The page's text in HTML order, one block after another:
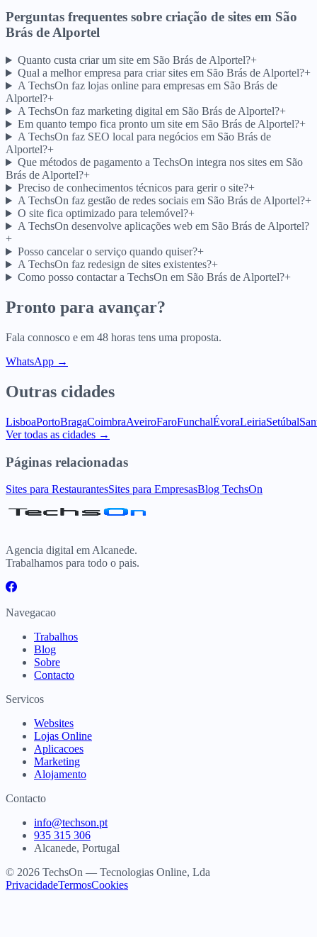
Perguntas frequentes sobre criação de sites em São
Brás de Alportel
Quanto custa criar um site em São Brás de Alportel?+
Qual a melhor empresa para criar sites em São Brás de Alportel?+
A TechsOn faz lojas online para empresas em São Brás de
Alportel?+
A TechsOn faz marketing digital em São Brás de Alportel?+
Em quanto tempo fica pronto um site em São Brás de Alportel?+
A TechsOn faz SEO local para negócios em São Brás de
Alportel?+
Que métodos de pagamento a TechsOn integra nos sites em São
Brás de Alportel?+
Preciso de conhecimentos técnicos para gerir o site?+
A TechsOn faz gestão de redes sociais em São Brás de Alportel?+
O site fica optimizado para telemóvel?+
A TechsOn desenvolve aplicações web em São Brás de Alportel?
+
Posso cancelar o serviço quando quiser?+
A TechsOn faz redesign de sites existentes?+
Como posso contactar a TechsOn em São Brás de Alportel?+
Pronto para avançar?
Fala connosco e em 48 horas tens uma proposta.
WhatsApp →
Outras cidades
LisboaPortoBragaCoimbraAveiroFaroFunchalÉvoraLeiriaSetúbal
Ver todas as cidades →
Páginas relacionadas
Sites para RestaurantesSites para EmpresasBlog TechsOn
Agencia digital em Alcanede.
Trabalhamos para todo o pais.
Navegacao
Trabalhos
Blog
Sobre
Contacto
Servicos
Websites
Lojas Online
Aplicacoes
Marketing
Alojamento
Contacto
info@techson.pt
935 315 306
Alcanede, Portugal
© 2026 TechsOn — Tecnologias Online, Lda
PrivacidadeTermosCookies